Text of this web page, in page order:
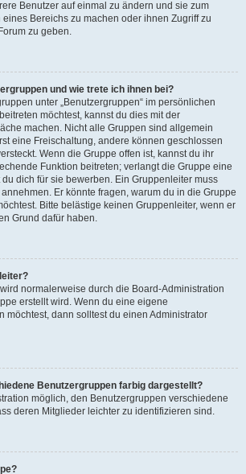
Benutzer auf einmal zu ändern und sie zum
Bereichs zu machen oder ihnen Zugriff zu
zu geben.
und wie trete ich ihnen bei?
unter „Benutzergruppen“ im persönlichen
möchtest, kannst du dies mit der
machen. Nicht alle Gruppen sind allgemein
eine Freischaltung, andere können geschlossen
Wenn die Gruppe offen ist, kannst du ihr
Funktion beitreten; verlangt die Gruppe eine
dich für sie bewerben. Ein Gruppenleiter muss
Er könnte fragen, warum du in die Gruppe
Bitte belästige keinen Gruppenleiter, wenn er
Grund dafür haben.
normalerweise durch die Board-Administration
erstellt wird. Wenn du eine eigene
möchtest, dann solltest du einen Administrator
Benutzergruppen farbig dargestellt?
möglich, den Benutzergruppen verschiedene
deren Mitglieder leichter zu identifizieren sind.